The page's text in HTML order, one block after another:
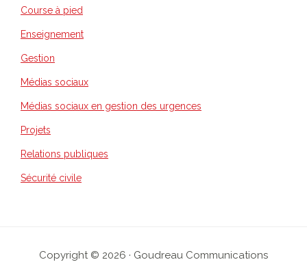
Course à pied
Enseignement
Gestion
Médias sociaux
Médias sociaux en gestion des urgences
Projets
Relations publiques
Sécurité civile
Copyright © 2026 · Goudreau Communications